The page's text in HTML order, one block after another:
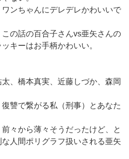
ワンちゃんにデレデレかわいいで
この話の百合子さんvs亜矢さんの
キーはお手柄かわいい。
、橋本真実、近藤しづか、森岡
復讐で繋がる私（刑事）とあなた
前々から薄々そうだったけど、と
人間ポリグラフ扱いされる亜矢